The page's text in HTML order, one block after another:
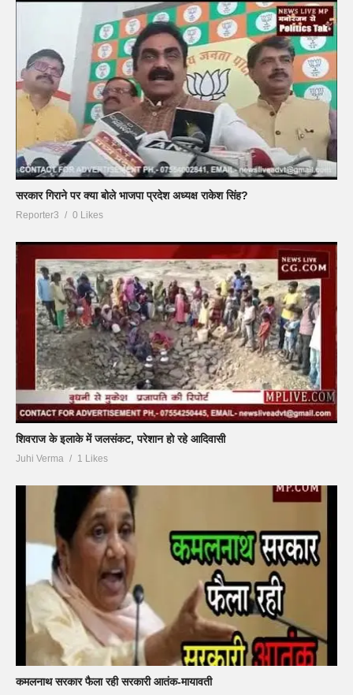
सरकार गिराने पर क्या बोले भाजपा प्रदेश अध्यक्ष राकेश सिंह?
Reporter3 0 Likes
शिवराज के इलाके में जलसंकट, परेशान हो रहे आदिवासी
Juhi Verma 1 Likes
कमलनाथ सरकार फैला रही सरकारी आतंक-मायावती